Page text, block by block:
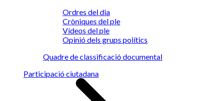
Ordres del dia
Cròniques del ple
Vídeos del ple
Opinió dels grups polítics
Quadre de classificació documental
Participació ciutadana